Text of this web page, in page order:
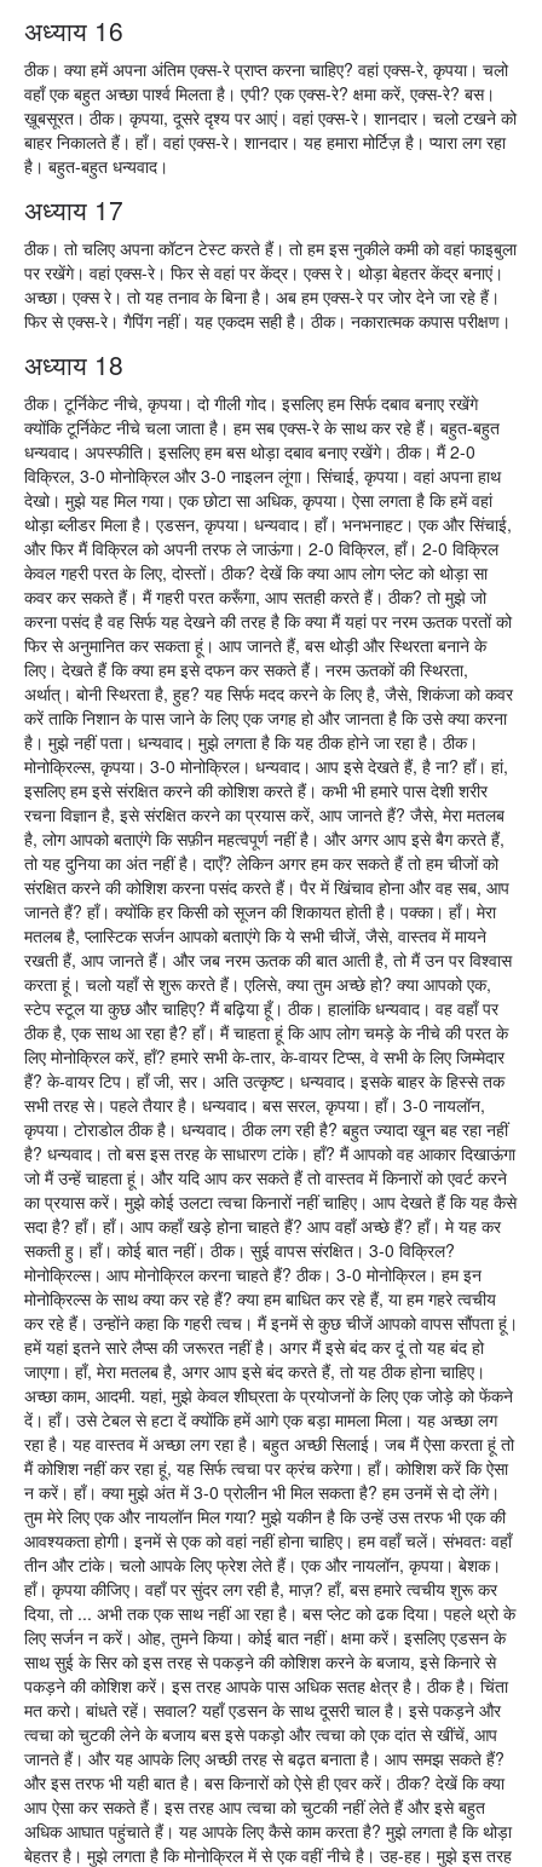
अध्याय 16
ठीक। क्या हमें अपना अंतिम एक्स-रे प्राप्त करना चाहिए? वहां एक्स-रे, कृपया। चलो
वहाँ एक बहुत अच्छा पार्श्व मिलता है। एपी? एक एक्स-रे? क्षमा करें, एक्स-रे? बस।
ख़ूबसूरत। ठीक। कृपया, दूसरे दृश्य पर आएं। वहां एक्स-रे। शानदार। चलो टखने को
बाहर निकालते हैं। हाँ। वहां एक्स-रे। शानदार। यह हमारा मोर्टिज़ है। प्यारा लग रहा
है। बहुत-बहुत धन्यवाद।
अध्याय 17
ठीक। तो चलिए अपना कॉटन टेस्ट करते हैं। तो हम इस नुकीले कमी को वहां फाइबुला
पर रखेंगे। वहां एक्स-रे। फिर से वहां पर केंद्र। एक्स रे। थोड़ा बेहतर केंद्र बनाएं।
अच्छा। एक्स रे। तो यह तनाव के बिना है। अब हम एक्स-रे पर जोर देने जा रहे हैं।
फिर से एक्स-रे। गैपिंग नहीं। यह एकदम सही है। ठीक। नकारात्मक कपास परीक्षण।
अध्याय 18
ठीक। टूर्निकेट नीचे, कृपया। दो गीली गोद। इसलिए हम सिर्फ दबाव बनाए रखेंगे
क्योंकि टूर्निकेट नीचे चला जाता है। हम सब एक्स-रे के साथ कर रहे हैं। बहुत-बहुत
धन्यवाद। अपस्फीति। इसलिए हम बस थोड़ा दबाव बनाए रखेंगे। ठीक। मैं 2-0
विक्रिल, 3-0 मोनोक्रिल और 3-0 नाइलन लूंगा। सिंचाई, कृपया। वहां अपना हाथ
देखो। मुझे यह मिल गया। एक छोटा सा अधिक, कृपया। ऐसा लगता है कि हमें वहां
थोड़ा ब्लीडर मिला है। एडसन, कृपया। धन्यवाद। हाँ। भनभनाहट। एक और सिंचाई,
और फिर मैं विक्रिल को अपनी तरफ ले जाऊंगा। 2-0 विक्रिल, हाँ। 2-0 विक्रिल
केवल गहरी परत के लिए, दोस्तों। ठीक? देखें कि क्या आप लोग प्लेट को थोड़ा सा
कवर कर सकते हैं। मैं गहरी परत करूँगा, आप सतही करते हैं। ठीक? तो मुझे जो
करना पसंद है वह सिर्फ यह देखने की तरह है कि क्या मैं यहां पर नरम ऊतक परतों को
फिर से अनुमानित कर सकता हूं। आप जानते हैं, बस थोड़ी और स्थिरता बनाने के
लिए। देखते हैं कि क्या हम इसे दफन कर सकते हैं। नरम ऊतकों की स्थिरता,
अर्थात्। बोनी स्थिरता है, हुह? यह सिर्फ मदद करने के लिए है, जैसे, शिकंजा को कवर
करें ताकि निशान के पास जाने के लिए एक जगह हो और जानता है कि उसे क्या करना
है। मुझे नहीं पता। धन्यवाद। मुझे लगता है कि यह ठीक होने जा रहा है। ठीक।
मोनोक्रिल्स, कृपया। 3-0 मोनोक्रिल। धन्यवाद। आप इसे देखते हैं, है ना? हाँ। हां,
इसलिए हम इसे संरक्षित करने की कोशिश करते हैं। कभी भी हमारे पास देशी शरीर
रचना विज्ञान है, इसे संरक्षित करने का प्रयास करें, आप जानते हैं? जैसे, मेरा मतलब
है, लोग आपको बताएंगे कि सफ़ीन महत्वपूर्ण नहीं है। और अगर आप इसे बैग करते हैं,
तो यह दुनिया का अंत नहीं है। दाएँ? लेकिन अगर हम कर सकते हैं तो हम चीजों को
संरक्षित करने की कोशिश करना पसंद करते हैं। पैर में खिंचाव होना और वह सब, आप
जानते हैं? हाँ। क्योंकि हर किसी को सूजन की शिकायत होती है। पक्का। हाँ। मेरा
मतलब है, प्लास्टिक सर्जन आपको बताएंगे कि ये सभी चीजें, जैसे, वास्तव में मायने
रखती हैं, आप जानते हैं। और जब नरम ऊतक की बात आती है, तो मैं उन पर विश्वास
करता हूं। चलो यहाँ से शुरू करते हैं। एलिसे, क्या तुम अच्छे हो? क्या आपको एक,
स्टेप स्टूल या कुछ और चाहिए? मैं बढ़िया हूँ। ठीक। हालांकि धन्यवाद। वह वहाँ पर
ठीक है, एक साथ आ रहा है? हाँ। मैं चाहता हूं कि आप लोग चमड़े के नीचे की परत के
लिए मोनोक्रिल करें, हाँ? हमारे सभी के-तार, के-वायर टिप्स, वे सभी के लिए जिम्मेदार
हैं? के-वायर टिप। हाँ जी, सर। अति उत्कृष्ट। धन्यवाद। इसके बाहर के हिस्से तक
सभी तरह से। पहले तैयार है। धन्यवाद। बस सरल, कृपया। हाँ। 3-0 नायलॉन,
कृपया। टोराडोल ठीक है। धन्यवाद। ठीक लग रही है? बहुत ज्यादा खून बह रहा नहीं
है? धन्यवाद। तो बस इस तरह के साधारण टांके। हाँ? मैं आपको वह आकार दिखाऊंगा
जो मैं उन्हें चाहता हूं। और यदि आप कर सकते हैं तो वास्तव में किनारों को एवर्ट करने
का प्रयास करें। मुझे कोई उलटा त्वचा किनारों नहीं चाहिए। आप देखते हैं कि यह कैसे
सदा है? हाँ। हाँ। आप कहाँ खड़े होना चाहते हैं? आप वहाँ अच्छे हैं? हाँ। मे यह कर
सकती हु। हाँ। कोई बात नहीं। ठीक। सुई वापस संरक्षित। 3-0 विक्रिल?
मोनोक्रिल्स। आप मोनोक्रिल करना चाहते हैं? ठीक। 3-0 मोनोक्रिल। हम इन
मोनोक्रिल्स के साथ क्या कर रहे हैं? क्या हम बाधित कर रहे हैं, या हम गहरे त्वचीय
कर रहे हैं। उन्होंने कहा कि गहरी त्वच। मैं इनमें से कुछ चीजें आपको वापस सौंपता हूं।
हमें यहां इतने सारे लैप्स की जरूरत नहीं है। अगर मैं इसे बंद कर दूं तो यह बंद हो
जाएगा। हाँ, मेरा मतलब है, अगर आप इसे बंद करते हैं, तो यह ठीक होना चाहिए।
अच्छा काम, आदमी. यहां, मुझे केवल शीघ्रता के प्रयोजनों के लिए एक जोड़े को फेंकने
दें। हाँ। उसे टेबल से हटा दें क्योंकि हमें आगे एक बड़ा मामला मिला। यह अच्छा लग
रहा है। यह वास्तव में अच्छा लग रहा है। बहुत अच्छी सिलाई। जब मैं ऐसा करता हूं तो
मैं कोशिश नहीं कर रहा हूं, यह सिर्फ त्वचा पर क्रंच करेगा। हाँ। कोशिश करें कि ऐसा
न करें। हाँ। क्या मुझे अंत में 3-0 प्रोलीन भी मिल सकता है? हम उनमें से दो लेंगे।
तुम मेरे लिए एक और नायलॉन मिल गया? मुझे यकीन है कि उन्हें उस तरफ भी एक की
आवश्यकता होगी। इनमें से एक को वहां नहीं होना चाहिए। हम वहाँ चलें। संभवतः वहाँ
तीन और टांके। चलो आपके लिए फ्रेश लेते हैं। एक और नायलॉन, कृपया। बेशक।
हाँ। कृपया कीजिए। वहाँ पर सुंदर लग रही है, माज़? हाँ, बस हमारे त्वचीय शुरू कर
दिया, तो ... अभी तक एक साथ नहीं आ रहा है। बस प्लेट को ढक दिया। पहले थ्रो के
लिए सर्जन न करें। ओह, तुमने किया। कोई बात नहीं। क्षमा करें। इसलिए एडसन के
साथ सुई के सिर को इस तरह से पकड़ने की कोशिश करने के बजाय, इसे किनारे से
पकड़ने की कोशिश करें। इस तरह आपके पास अधिक सतह क्षेत्र है। ठीक है। चिंता
मत करो। बांधते रहें। सवाल? यहाँ एडसन के साथ दूसरी चाल है। इसे पकड़ने और
त्वचा को चुटकी लेने के बजाय बस इसे पकड़ो और त्वचा को एक दांत से खींचें, आप
जानते हैं। और यह आपके लिए अच्छी तरह से बढ़त बनाता है। आप समझ सकते हैं?
और इस तरफ भी यही बात है। बस किनारों को ऐसे ही एवर करें। ठीक? देखें कि क्या
आप ऐसा कर सकते हैं। इस तरह आप त्वचा को चुटकी नहीं लेते हैं और इसे बहुत
अधिक आघात पहुंचाते हैं। यह आपके लिए कैसे काम करता है? मुझे लगता है कि थोड़ा
बेहतर है। मुझे लगता है कि मोनोक्रिल में से एक वहीं नीचे है। उह-हह। मुझे इस तरह